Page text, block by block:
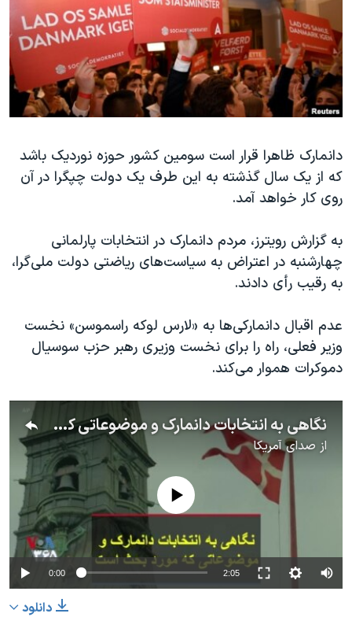
فرهنگ و زندگی
حقوق شهروندی
اقتصادی
علم و فناوری
گالری عکس
آرشیو پخش زنده
مستندها
انتخابات ریاست جمهوری آمریکا ۲۰۲۴
حمله جمهوری اسلامی به اسرائیل
رمز مهسا
اعتراضات زن، زندگی، آزادی
مجموعه مستندهای دادخواهی
دادگاه حمید نوری
چهل سال گروگان‌گیری
اعتراضات مردمی آبان ۹۸
اسرائیل در جنگ
صفحه‌های ویژه
سفر پرزیدنت ترامپ به چین
دنبال کنید
زبانهای مختلف
دانمارک ظاهرا قرار است سومین کشور حوزه نوردیک باشد
که از یک سال گذشته به این طرف یک دولت چپگرا در آن
روی کار خواهد آمد.
به گزارش رویترز، مردم دانمارک در انتخابات پارلمانی
چهارشنبه در اعتراض به سیاست‌های ریاضتی دولت ملی‌گرا،
به رقیب رأی دادند.
عدم اقبال دانمارکی‌ها به «لارس لوکه راسموسن» نخست
وزیر فعلی، راه را برای نخست وزیری رهبر حزب سوسیال
دموکرات هموار می‌کند.
نگاهی به انتخابات دانمارک و موضوعاتی که مورد بحث است
از صدای آمریکا
No media source currently available
0:00 2:05
دانلود